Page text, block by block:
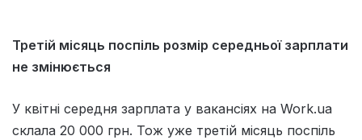
Третій місяць поспіль розмір середньої зарплати
не змінюється
У квітні середня зарплата у вакансіях на Work.ua
склала 20 000 грн. Тож уже третій місяць поспіль